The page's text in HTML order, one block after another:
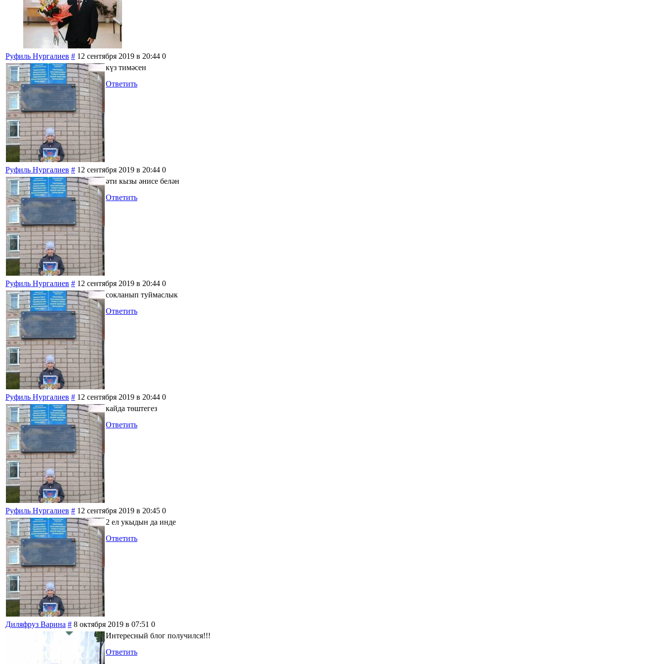
Руфиль Нургалиев # 12 сентября 2019 в 20:44 0
күз тимәсен
Ответить
Руфиль Нургалиев # 12 сентября 2019 в 20:44 0
әти кызы әнисе белән
Ответить
Руфиль Нургалиев # 12 сентября 2019 в 20:44 0
сокланып туймаслык
Ответить
Руфиль Нургалиев # 12 сентября 2019 в 20:44 0
кайда төштегез
Ответить
Руфиль Нургалиев # 12 сентября 2019 в 20:45 0
2 ел укыдын да инде
Ответить
Диляфруз Варина # 8 октября 2019 в 07:51 0
Интересный блог получился!!!
Ответить